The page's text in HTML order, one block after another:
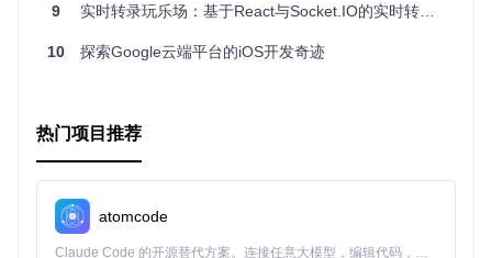
可扩展性：设计简洁，便于开发者添加自定义功能或集成
多语言支持：轻松切换识别的语言，满足全球化需求。
手，还是寻求优化现有项目的专业开发者，都将从中受益匪
9 实时转录玩乐场：基于React与Socket.IO的实时转录项目
10 探索Google云端平台的iOS开发奇迹
热门项目推荐
atomcode
Claude Code 的开源替代方案。连接任意大模型，编辑代码，运行命令，自动验证 — 全自动执行。用 Rust 构建，极致性能。 ｜ An open-source alternative to Claude Code. Connect any LLM, edit code, run commands, and verify changes — autonomously. Built in Rust for speed. Get Started